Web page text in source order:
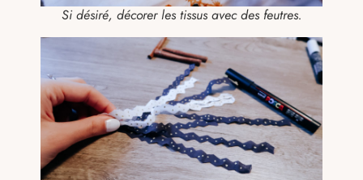
Si désiré, décorer les tissus avec des feutres.